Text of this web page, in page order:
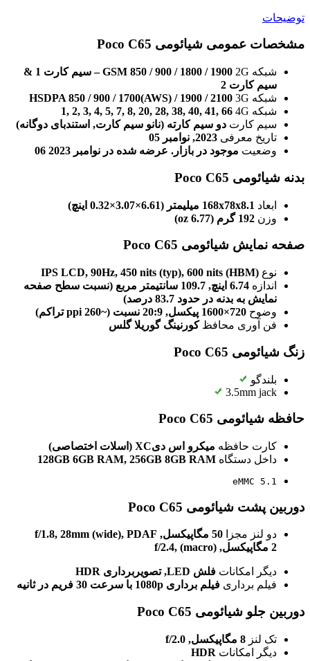
توضیحات
مشخصات عمومی شیائومی Poco C65
شبکه 2G
GSM 850 / 900 / 1800 / 1900 – سیم کارت 1 &
سیم کارت 2
شبکه 3G
HSDPA 850 / 900 / 1700(AWS) / 1900 / 2100
شبکه 4G
1, 2, 3, 4, 5, 7, 8, 20, 28, 38, 40, 41, 66
سیم کارت دو سیم کارته (نانو سیم کارت, استندبای دوگانه)
تاریخ معرفی 2023, نوامبر 05
وضعیت موجود در بازار. عرضه شده در نوامبر 2023 06
بدنه شیائومی Poco C65
ابعاد 168x78x8.1 میلیمتر (6.61×3.07×0.32 اینچ)
وزن 192 گرم (6.77 oz)
صفحه نمایش شیائومی Poco C65
نوع IPS LCD, 90Hz, 450 nits (typ), 600 nits (HBM)
اندازه
6.74 اینچ, 109.7 سانتیمتر مربع (نسبت سطح صفحه
نمایش به بدنه در حدود 83.7 درصد)
وضوح 720×1600 پیکسل, 20:9 نسبت (~260 ppi تراکم)
فن آوری محافظکورنینگ گوریلا گلس
زنگ شیائومی Poco C65
بلندگو
3.5mm jack
حافظه شیائومی Poco C65
کارت حافظه میکرو اس دیXC (اسلات اختصاصی)
داخل دستگاه 128GB 6GB RAM, 256GB 8GB RAM
eMMC 5.1
دوربین پشت شیائومی Poco C65
دو لنز مجزا 50 مگاپیکسل, f/1.8, 28mm (wide), PDAF
2 مگاپیکسل, f/2.4, (macro)
دیگر امکانات فلش LED, تصویربرداری HDR
فیلم برداری فیلم برداری 1080p با سرعت 30 فریم در ثانیه
دوربین جلو شیائومی Poco C65
تک لنز 8 مگاپیکسل, f/2.0
دیگر امکانات HDR